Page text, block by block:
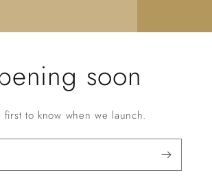
soon
first to know when we launch.